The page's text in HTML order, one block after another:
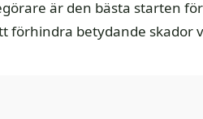
är den bästa starten
förhindra betydande skador